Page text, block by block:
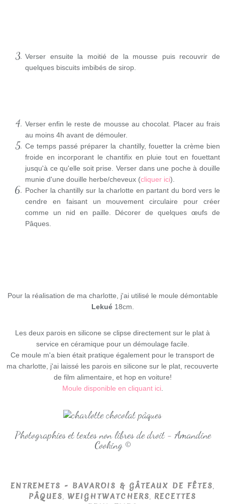
Verser ensuite la moitié de la mousse puis recouvrir de
quelques biscuits imbibés de sirop.
Verser enfin le reste de mousse au chocolat. Placer au frais
au moins 4h avant de démouler.
Ce temps passé préparer la chantilly, fouetter la crème bien
froide en incorporant le chantifix en pluie tout en fouettant
jusqu'à ce qu'elle soit prise. Verser dans une poche à douille
munie d'une douille herbe/cheveux (cliquer ici).
Pocher la chantilly sur la charlotte en partant du bord vers le
cendre en faisant un mouvement circulaire pour créer
comme un nid en paille. Décorer de quelques œufs de
Pâques.
Pour la réalisation de ma charlotte, j'ai utilisé le moule démontable
Lekué18cm.
Les deux parois en silicone se clipse directement sur le plat à
service en céramique pour un démoulage facile.
Ce moule m'a bien était pratique également pour le transport de
ma charlotte, j'ai laissé les parois en silicone sur le plat, recouverte
de film alimentaire, et hop en voiture!
Moule disponible en cliquant ici.
Photographies et textes non libres de droit - Amandine
Cooking ©
ENTREMETS - BAVAROIS & GÂTEAUX DE FÊTES,
PÂQUES, WEIGHTWATCHERS, RECETTES